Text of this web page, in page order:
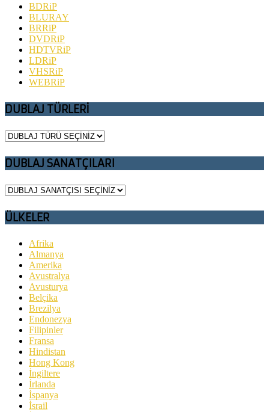
BDRiP
BLURAY
BRRiP
DVDRiP
HDTVRiP
LDRiP
VHSRiP
WEBRiP
DUBLAJ TÜRLERİ
DUBLAJ SANATÇILARI
ÜLKELER
Afrika
Almanya
Amerika
Avustralya
Avusturya
Belçika
Brezilya
Endonezya
Filipinler
Fransa
Hindistan
Hong Kong
İngiltere
İrlanda
İspanya
İsrail